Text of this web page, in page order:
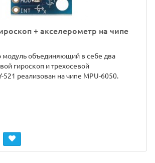
+ акселерометр на чипе
модуль объединяющий в себе два
гироскоп и трехосевой
521 реализован на чипе MPU-6050.